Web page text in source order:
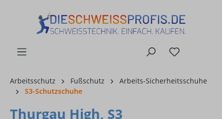
Arbeitsschutz Fußschutz
Arbeits-Sicherheitsschuhe
S3-Schutzschuhe
Thurgau High, S3